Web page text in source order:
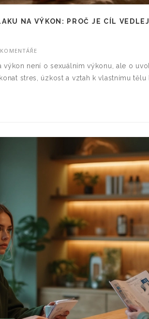
NA VÝKON: PROČ JE CÍL
výkon není o sexuálním výkonu, ale o
stres, úzkost a vztah k vlastnímu tělu